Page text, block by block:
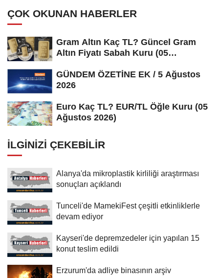
ÇOK OKUNAN HABERLER
Gram Altın Kaç TL? Güncel Gram
Altın Fiyatı Sabah Kuru (05
GÜNDEM ÖZETİNE EK / 5 Ağustos
2026
Euro Kaç TL? EUR/TL Öğle Kuru (05
Ağustos 2026)
İLGINIZI ÇEKEBILIR
Alanya'da mikroplastik kirliliği araştırması
sonuçları açıklandı
Tunceli'de MamekiFest çeşitli etkinliklerle
devam ediyor
Kayseri'de depremzedeler için yapılan 15
konut teslim edildi
Erzurum'da adliye binasının arşiv